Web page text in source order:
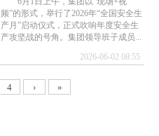
频”的形式，举行了2026年“全国安全生
产月”启动仪式，正式吹响年度安全生
产攻坚战的号角。集团领导班子成员...
2026-06-02 08:55
4 › »